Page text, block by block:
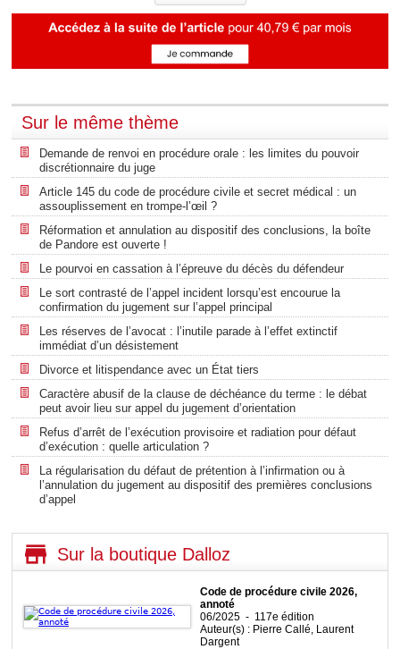
Sur le même thème
Demande de renvoi en procédure orale : les limites du pouvoir
discrétionnaire du juge
Article 145 du code de procédure civile et secret médical : un
assouplissement en trompe-l’œil ?
Réformation et annulation au dispositif des conclusions, la boîte
de Pandore est ouverte !
Le pourvoi en cassation à l’épreuve du décès du défendeur
Le sort contrasté de l’appel incident lorsqu’est encourue la
confirmation du jugement sur l’appel principal
Les réserves de l’avocat : l’inutile parade à l’effet extinctif
immédiat d’un désistement
Divorce et litispendance avec un État tiers
Caractère abusif de la clause de déchéance du terme : le débat
peut avoir lieu sur appel du jugement d’orientation
Refus d’arrêt de l’exécution provisoire et radiation pour défaut
d’exécution : quelle articulation ?
La régularisation du défaut de prétention à l’infirmation ou à
l’annulation du jugement au dispositif des premières conclusions
d’appel
Sur la boutique Dalloz
Code de procédure civile 2026,
annoté
06/2025 - 117e édition
Auteur(s) : Pierre Callé, Laurent
Dargent